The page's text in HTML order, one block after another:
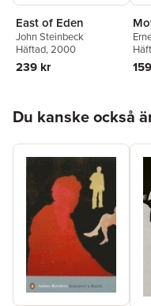
East of Eden
John Steinbeck
Häftad, 2000
239 kr
Du kanske också